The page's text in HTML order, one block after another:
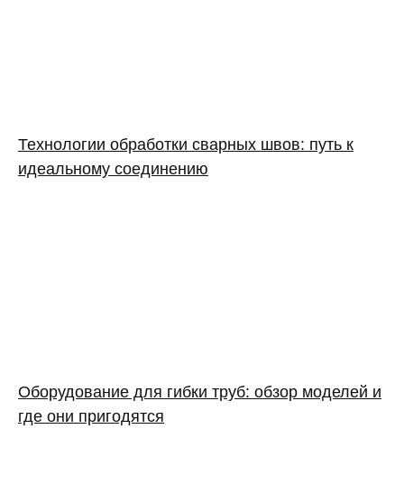
Технологии обработки сварных швов: путь к
идеальному соединению
Оборудование для гибки труб: обзор моделей и
где они пригодятся